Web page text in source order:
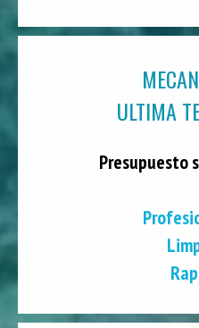
ULTIMA
Presupuesto